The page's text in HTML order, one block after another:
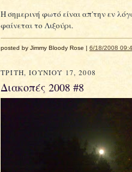
Η σημερινή φωτό είναι απ'την εν
φαίνεται το Λιξούρι.
posted by Jimmy Bloody Rose | 6/18/2008
ΤΡΊΤΗ, ΙΟΥΝΊΟΥ 17, 2008
Διακοπές 2008 #8